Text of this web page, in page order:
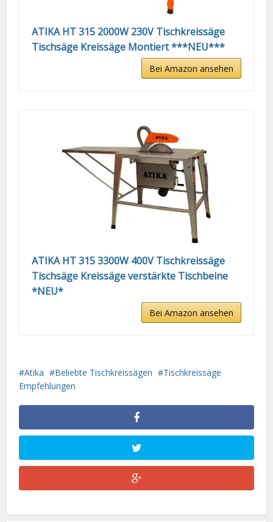
ATIKA HT 315 2000W 230V Tischkreissäge
Tischsäge Kreissäge Montiert ***NEU***
Bei Amazon ansehen
ATIKA HT 315 3300W 400V Tischkreissäge
Tischsäge Kreissäge verstärkte Tischbeine
*NEU*
Bei Amazon ansehen
Atika Beliebte Tischkreissägen
Tischkreissäge
Empfehlungen